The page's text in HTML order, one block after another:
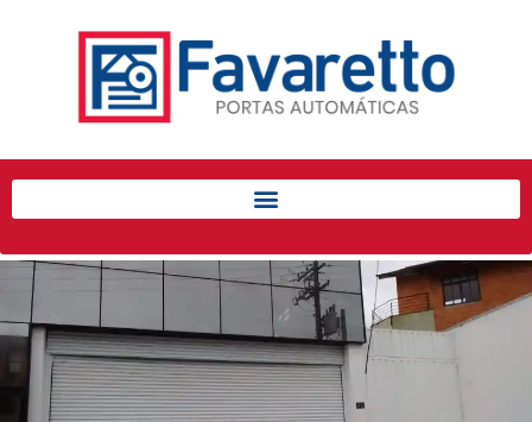
Início
Produtos
Porta de Enrolar Automática
Automatizadores
Acessórios Para Portas de
Enrolar